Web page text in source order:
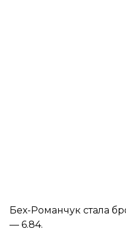
Бех-Романчук стала
— 6.84.